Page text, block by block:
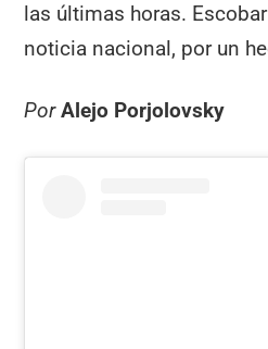
las últimas horas.
noticia nacional, por un
Por Alejo Porjolovsky